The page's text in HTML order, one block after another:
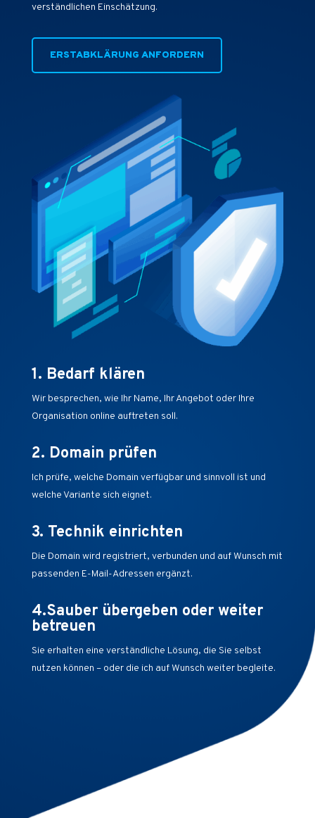
verständlichen Einschätzung.
ERSTABKLÄRUNG ANFORDERN
1. Bedarf klären
Wir besprechen, wie Ihr Name, Ihr Angebot oder Ihre
Organisation online auftreten soll.
2. Domain prüfen
Ich prüfe, welche Domain verfügbar und sinnvoll ist und
welche Variante sich eignet.
3. Technik einrichten
Die Domain wird registriert, verbunden und auf Wunsch mit
passenden E-Mail-Adressen ergänzt.
4.Sauber übergeben oder weiter
betreuen
Sie erhalten eine verständliche Lösung, die Sie selbst
nutzen können – oder die ich auf Wunsch weiter begleite.